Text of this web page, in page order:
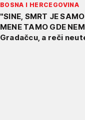
BOSNA I HERCEGOVINA
"SINE, SMRT JE
MENE TAMO GDE
Gradačcu, a reči